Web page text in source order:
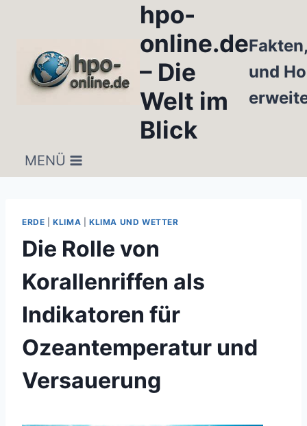
hpo-
online.de
– Die
Welt im
Blick
und
MENÜ
ERDE |KLIMA KLIMA UND WETTER
Die Rolle von
Korallenriffen als
Indikatoren für
Ozeantemperatur und
Versauerung